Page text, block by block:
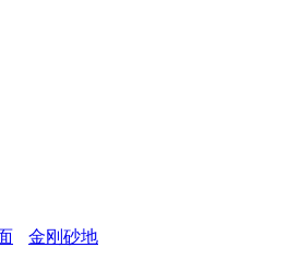
金刚砂地